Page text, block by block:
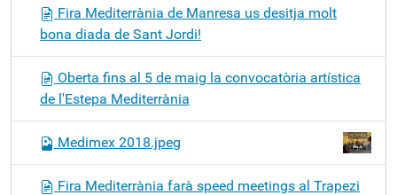
Fira Mediterrània de Manresa us desitja molt
bona diada de Sant Jordi!
Oberta fins al 5 de maig la convocatòria artística
de l'Estepa Mediterrània
Medimex 2018.jpeg
Fira Mediterrània farà speed meetings al Trapezi